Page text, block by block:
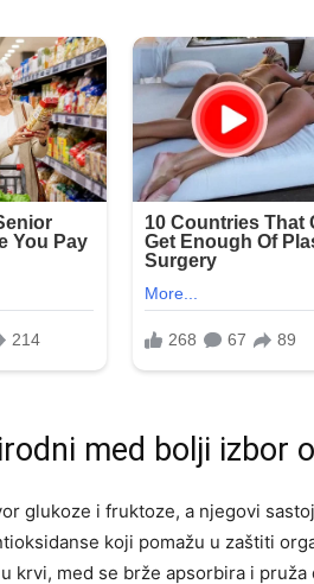
med bolji izbor
glukoze i fruktoze, a njegovi
koji pomažu u zaštiti
krvi, med se brže apsorbira i